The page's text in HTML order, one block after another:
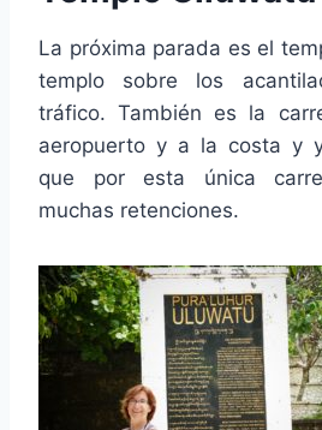
La próxima parada es el
templo sobre los
tráfico. También es la
aeropuerto y a la costa y
que por esta única
muchas retenciones.